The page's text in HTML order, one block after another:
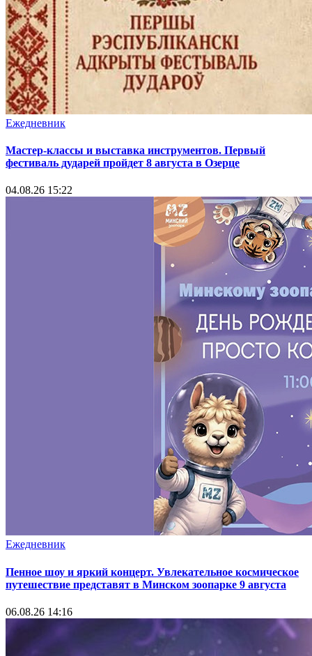
Ежедневник
Мастер-классы и выставка инструментов. Первый
фестиваль дударей пройдет 8 августа в Озерце
04.08.26 15:22
Ежедневник
Пенное шоу и яркий концерт. Увлекательное космическое
путешествие представят в Минском зоопарке 9 августа
06.08.26 14:16